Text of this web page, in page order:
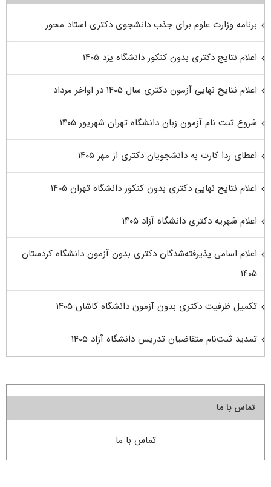
برنامه وزارت علوم برای جذب دانشجوی دکتری استاد محور
اعلام نتایج دکتری بدون کنکور دانشگاه یزد ۱۴۰۵
اعلام نتایج نهایی آزمون دکتری سال ۱۴۰۵ در اواخر مرداد
شروع ثبت نام آزمون زبان دانشگاه تهران شهریور ۱۴۰۵
اعطای ردا کارت به دانشجویان دکتری از مهر ۱۴۰۵
اعلام نتایج نهایی دکتری بدون کنکور دانشگاه تهران ۱۴۰۵
اعلام شهریه دکتری دانشگاه آزاد ۱۴۰۵
اعلام اسامی پذیرفته‌شدگان دکتری بدون آزمون دانشگاه کردستان
۱۴۰۵
تکمیل ظرفیت دکتری بدون آزمون دانشگاه کاشان ۱۴۰۵
تمدید ثبت‌نام متقاضیان تدریس دانشگاه آزاد ۱۴۰۵
تماس با ما
تماس با ما